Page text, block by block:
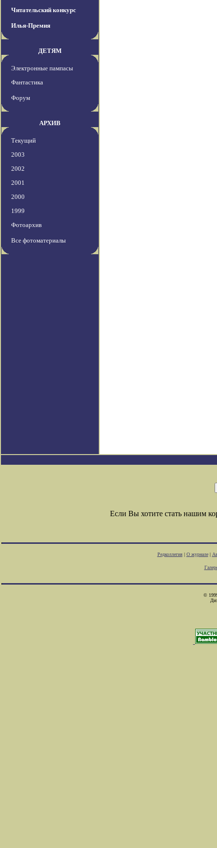
Читательский конкурс
Илья-Премия
ДЕТЯМ
Электронные пампасы
Фантастика
Форум
АРХИВ
Текущий
2003
2002
2001
2000
1999
Фотоархив
Все фотоматериалы
Если Вы хотите стать нашим
Редколлегия| О журнале|
©